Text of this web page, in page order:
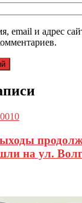
email и адрес
на ул.